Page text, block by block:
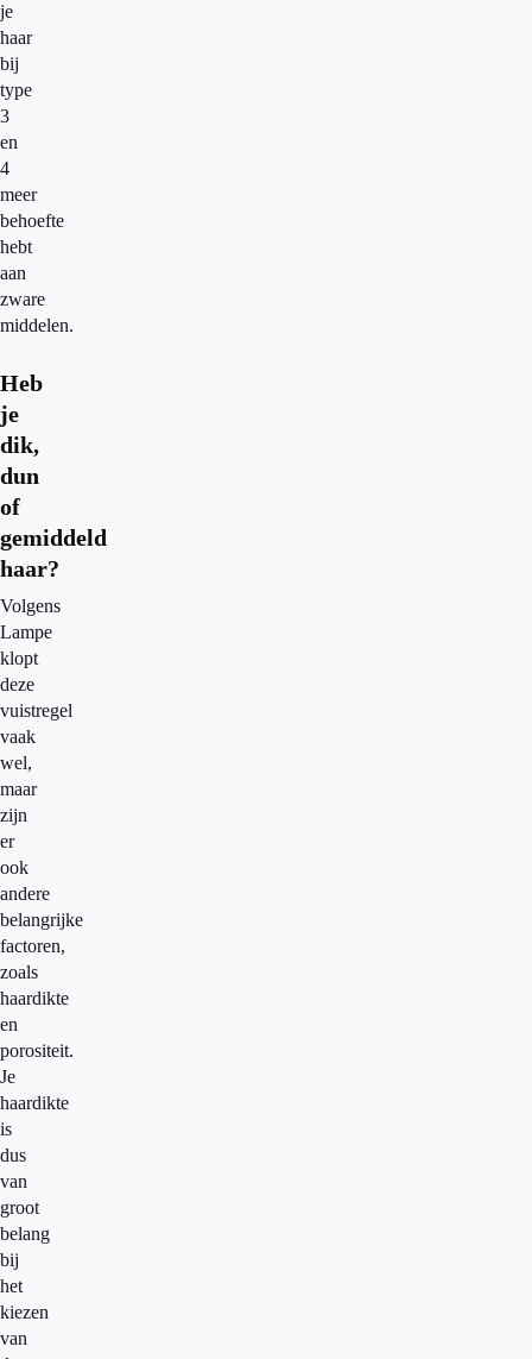
je
haar
bij
type
3
en
4
meer
behoefte
hebt
aan
zware
middelen.
Heb
je
dik,
dun
of
gemiddeld
haar?
Volgens
Lampe
klopt
deze
vuistregel
vaak
wel,
maar
zijn
er
ook
andere
belangrijke
factoren,
zoals
haardikte
en
porositeit.
Je
haardikte
is
dus
van
groot
belang
bij
het
kiezen
van